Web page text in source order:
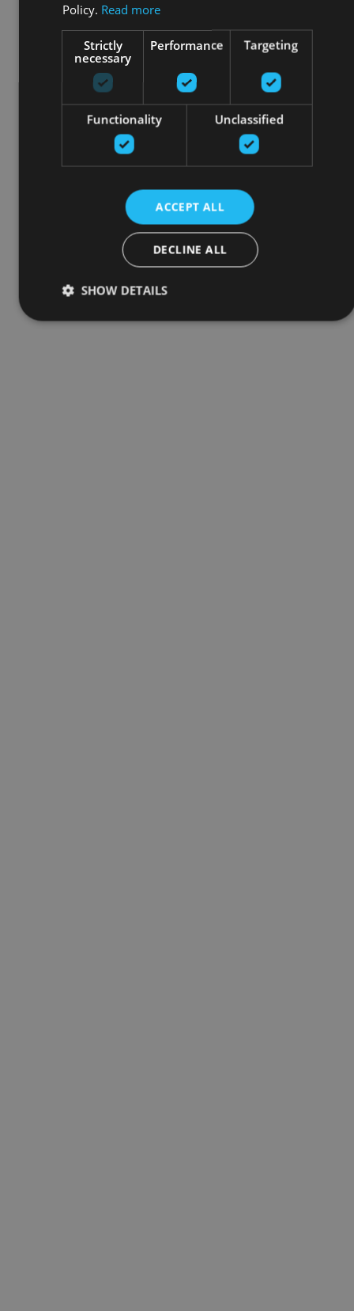
Policy. Read more
Strictly
necessary
Performance Targeting
Functionality Unclassified
ACCEPT ALL
DECLINE ALL
SHOW DETAILS